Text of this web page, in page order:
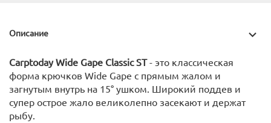
Описание
Carptoday Wide Gape Classic ST- это классическая
форма крючков Wide Gape с прямым жалом и
загнутым внутрь на 15° ушком. Широкий поддев и
супер острое жало великолепно засекают и держат
рыбу.